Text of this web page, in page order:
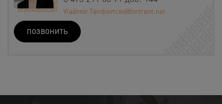
Vladimir.Tambovtcev@fortrent.net
ПОЗВОНИТЬ